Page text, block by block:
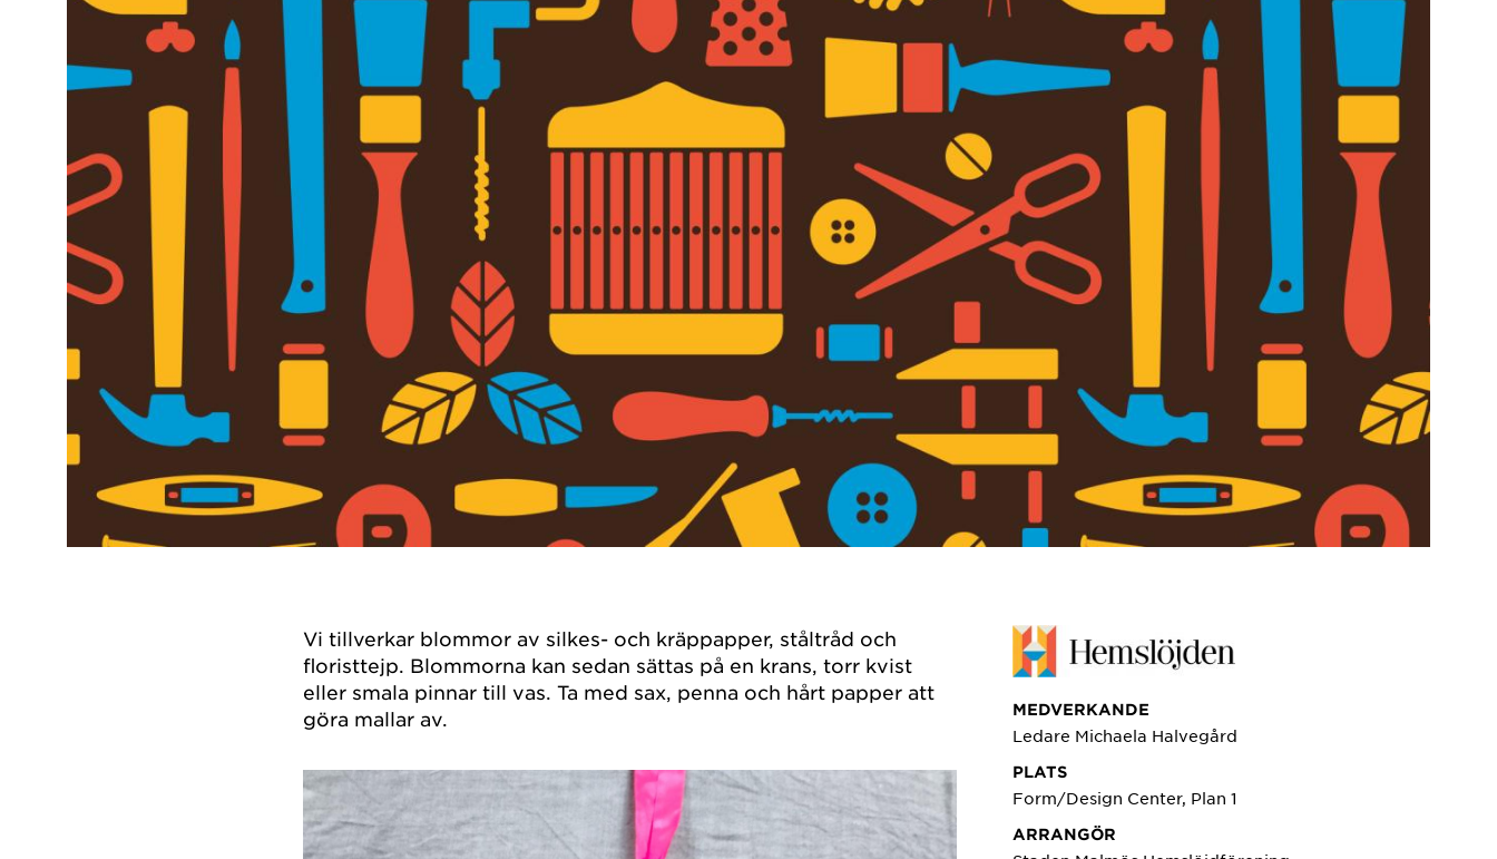
Vi tillverkar blommor av silkes- och kräppapper, ståltråd och
floristtejp. Blommorna kan sedan sättas på en krans, torr kvist
eller smala pinnar till vas. Ta med sax, penna och hårt papper att
göra mallar av.
MEDVERKANDE
Ledare Michaela Halvegård
PLATS
Form/Design Center, Plan 1
ARRANGÖR